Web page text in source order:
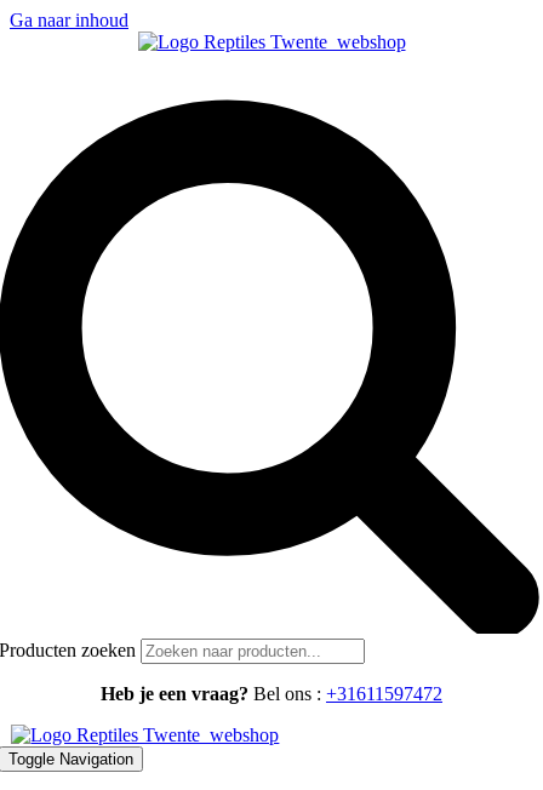
Ga naar inhoud
Producten zoeken
Heb je een vraag? Bel ons : +31611597472
Toggle Navigation